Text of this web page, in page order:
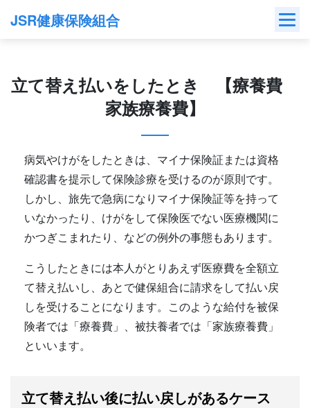
JSR健康保険組合
立て替え払いをしたとき 【療養費
家族療養費】
病気やけがをしたときは、マイナ保険証または資格
確認書を提示して保険診療を受けるのが原則です。
しかし、旅先で急病になりマイナ保険証等を持って
いなかったり、けがをして保険医でない医療機関に
かつぎこまれたり、などの例外の事態もあります。
こうしたときには本人がとりあえず医療費を全額立
て替え払いし、あとで健保組合に請求をして払い戻
しを受けることになります。このような給付を被保
険者では「療養費」、被扶養者では「家族療養費」
といいます。
立て替え払い後に払い戻しがあるケース